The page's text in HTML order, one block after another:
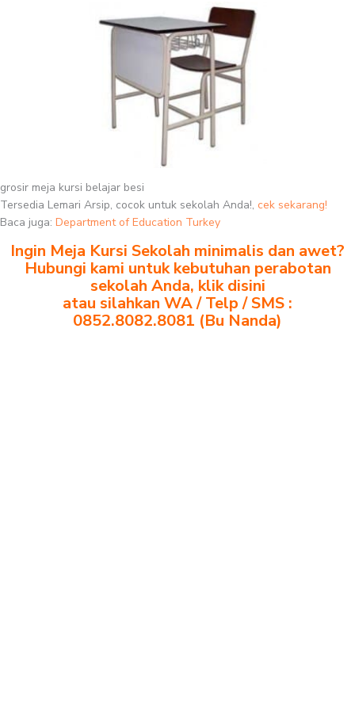
grosir meja kursi belajar besi
Tersedia Lemari Arsip, cocok untuk sekolah Anda!, cek sekarang!
Baca juga: Department of Education Turkey
Ingin Meja Kursi Sekolah minimalis dan awet?
Hubungi kami untuk kebutuhan perabotan
sekolah Anda, klik disini
atau silahkan WA / Telp / SMS :
0852.8082.8081 (Bu Nanda)